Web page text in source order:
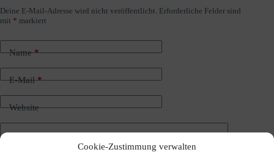
Cookie-Zustimmung verwalten
Deine E-Mail-Adresse wird nicht veröffentlicht. Erforderliche Felder sind
mit * markiert
Name*
E-Mail*
Website
A
l
r
n
v
e
: